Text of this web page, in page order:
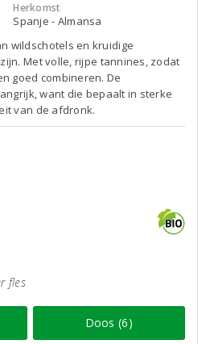
Herkomst
Spanje - Almansa
wildschotels en kruidige
Met volle, rijpe tannines, zodat
goed combineren. De
want die bepaalt in sterke
van de afdronk.
fles
Doos (6)